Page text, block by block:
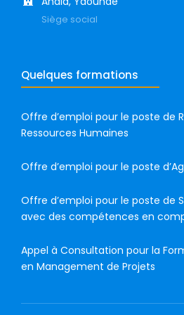
Siège social
Quelques formations
Offre d’emploi pour le poste de
Ressources Humaines
Offre d’emploi pour le poste
Offre d’emploi pour le poste de
avec des compétences en
Appel à Consultation pour la
en Management de Projets